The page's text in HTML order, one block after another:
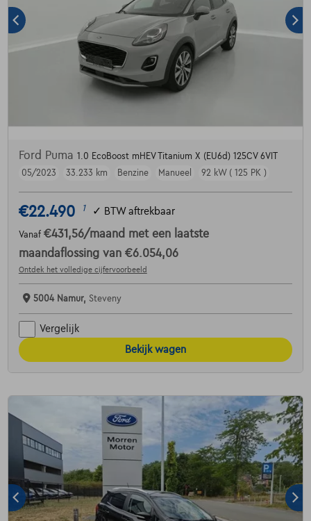
Ford Puma 1.0 EcoBoost mHEV Titanium X (EU6d) 125CV 6VIT
05/2023
33.233 km Benzine Manueel 92 kW ( 125 PK )
€22.490 1 ✓ BTW aftrekbaar
Vanaf €431,56/maand met een laatste
maandaflossing van €6.054,06
Ontdek het volledige cijfervoorbeeld
5004 Namur, Steveny
Vergelijk
Bekijk wagen